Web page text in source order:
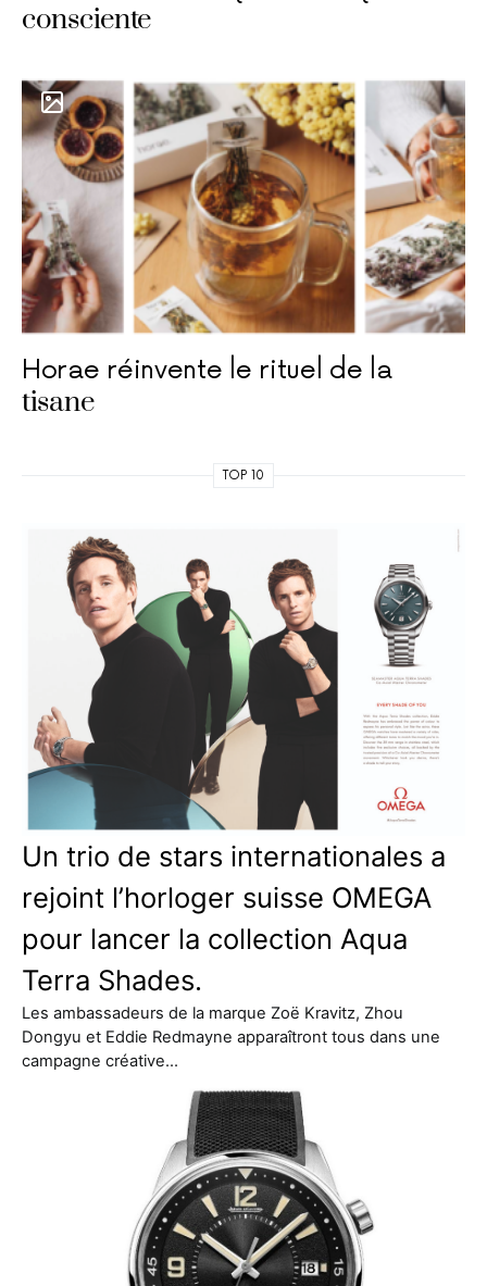
consciente
Horae réinvente le rituel de la
tisane
TOP 10
Un trio de stars internationales a
rejoint l’horloger suisse OMEGA
pour lancer la collection Aqua
Terra Shades.
Les ambassadeurs de la marque Zoë Kravitz, Zhou
Dongyu et Eddie Redmayne apparaîtront tous dans une
campagne créative…